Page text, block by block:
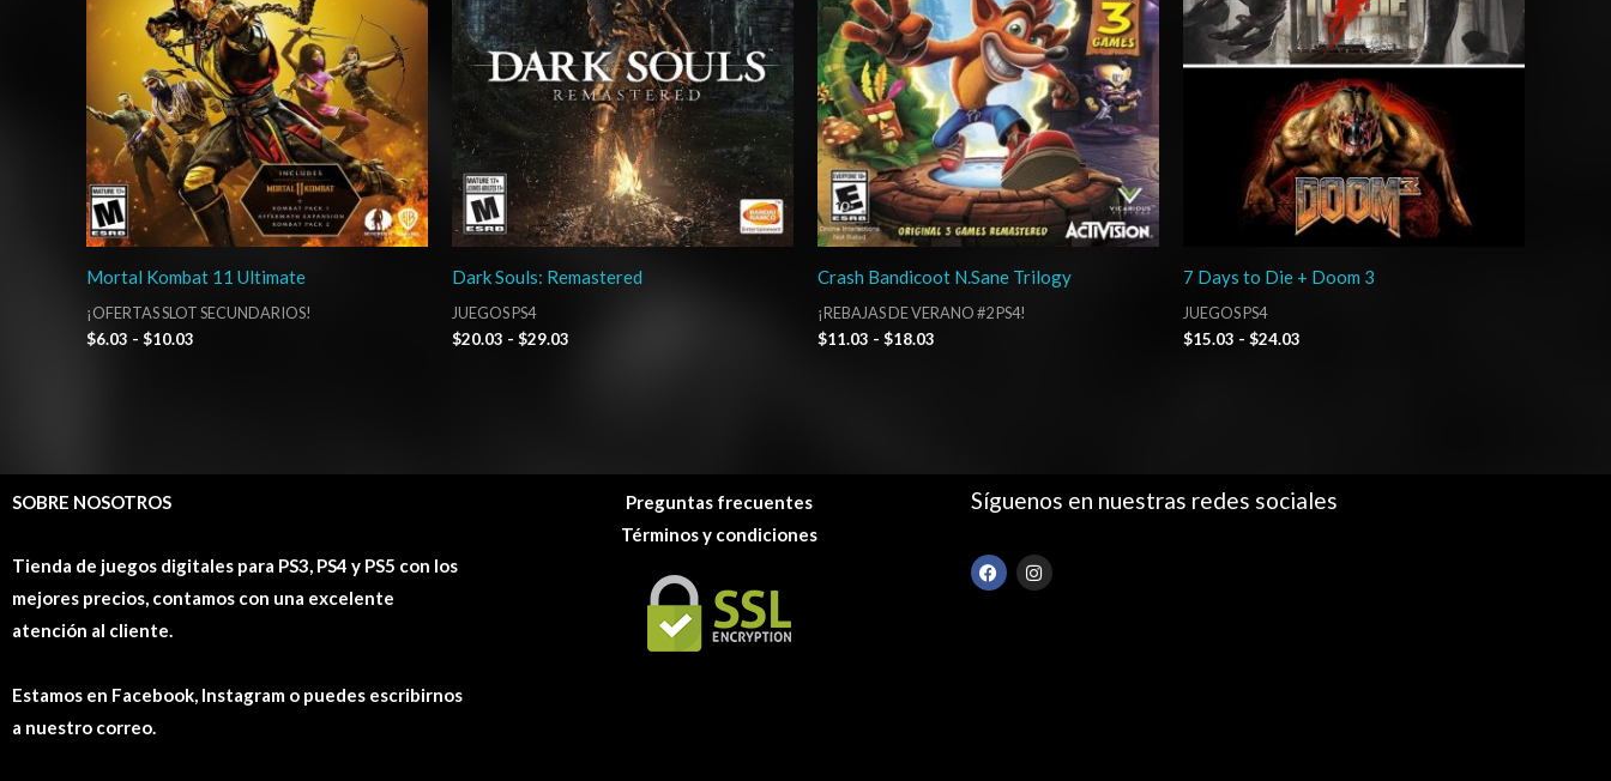
Mortal Kombat 11 Ultimate
¡OFERTAS SLOT SECUNDARIOS!
$6.03 - $10.03
Dark Souls: Remastered
JUEGOS PS4
$20.03 - $29.03
Crash Bandicoot N.Sane Trilogy
¡REBAJAS DE VERANO #2 PS4!
$11.03 - $18.03
7 Days to Die + Doom 3
JUEGOS PS4
$15.03 - $24.03
SOBRE NOSOTROS
Tienda de juegos digitales para PS3, PS4 y PS5 con los
mejores precios, contamos con una excelente
atención al cliente.
Estamos en Facebook, Instagram o puedes escribirnos
a nuestro correo.
Preguntas frecuentes
Términos y condiciones
Síguenos en nuestras redes sociales
F
a
I
n